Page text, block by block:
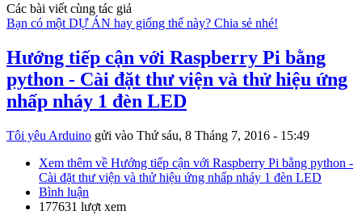
Các bài viết cùng tác giả
Bạn có một DỰ ÁN hay giống thế này? Chia sẻ nhé!
Hướng tiếp cận với Raspberry Pi bằng
python - Cài đặt thư viện và thử hiệu ứng
nhấp nháy 1 đèn LED
Tôi yêu Arduino gửi vào Thứ sáu, 8 Tháng 7, 2016 - 15:49
Xem thêm về Hướng tiếp cận với Raspberry Pi bằng python -
Cài đặt thư viện và thử hiệu ứng nhấp nháy 1 đèn LED
Bình luận
177631 lượt xem